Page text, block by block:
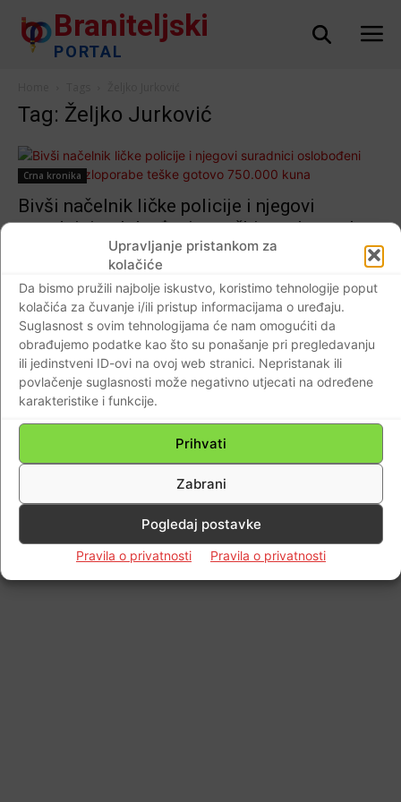
Upravljanje pristankom za
kolačiće
Da bismo pružili najbolje iskustvo, koristimo tehnologije poput
kolačića za čuvanje i/ili pristup informacijama o uređaju.
Suglasnost s ovim tehnologijama će nam omogućiti da
obrađujemo podatke kao što su ponašanje pri pregledavanju
ili jedinstveni ID-ovi na ovoj web stranici. Nepristanak ili
povlačenje suglasnosti može negativno utjecati na određene
karakteristike i funkcije.
Prihvati
Zabrani
Pogledaj postavke
Pravila o privatnosti Pravila o privatnosti
Braniteljski
PORTAL
Tag: Željko Jurković
Crna kronika
Bivši načelnik ličke policije i njegovi
suradnici oslobođeni optužbi za zloporabe
teške gotovo 750.000 kuna
Impressum Kontaktirajte nas Pravila o privatnosti
© Newspaper WordPress Theme by TagDiv